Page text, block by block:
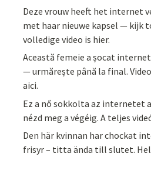
Deze vrouw heeft het internet
met haar nieuwe kapsel — kijk
volledige video is hier.
Această femeie a șocat
— urmărește până la final.
aici.
Ez a nő sokkolta az internetet
nézd meg a végéig. A teljes
Den här kvinnan har chockat
frisyr – titta ända till slutet.